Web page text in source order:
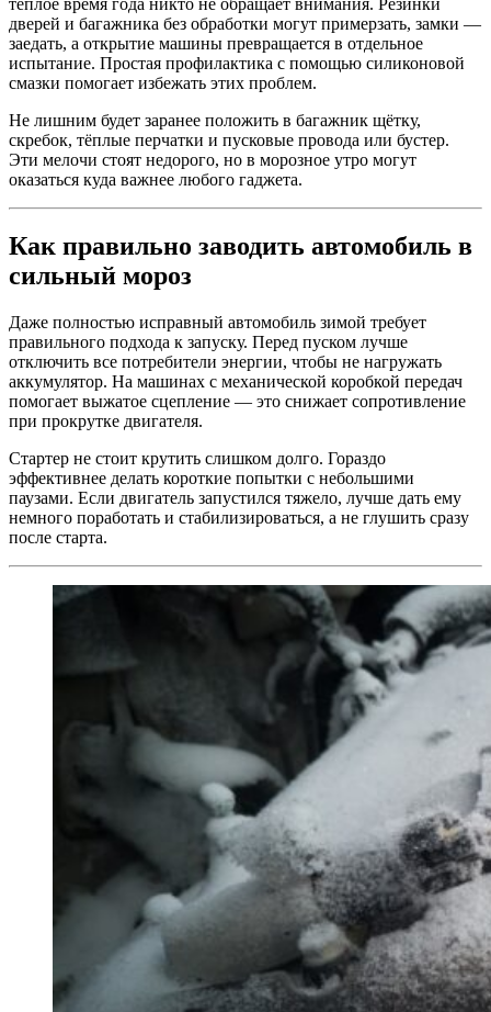
тёплое время года никто не обращает внимания. Резинки
дверей и багажника без обработки могут примерзать, замки —
заедать, а открытие машины превращается в отдельное
испытание. Простая профилактика с помощью силиконовой
смазки помогает избежать этих проблем.
Не лишним будет заранее положить в багажник щётку,
скребок, тёплые перчатки и пусковые провода или бустер.
Эти мелочи стоят недорого, но в морозное утро могут
оказаться куда важнее любого гаджета.
Как правильно заводить автомобиль в
сильный мороз
Даже полностью исправный автомобиль зимой требует
правильного подхода к запуску. Перед пуском лучше
отключить все потребители энергии, чтобы не нагружать
аккумулятор. На машинах с механической коробкой передач
помогает выжатое сцепление — это снижает сопротивление
при прокрутке двигателя.
Стартер не стоит крутить слишком долго. Гораздо
эффективнее делать короткие попытки с небольшими
паузами. Если двигатель запустился тяжело, лучше дать ему
немного поработать и стабилизироваться, а не глушить сразу
после старта.